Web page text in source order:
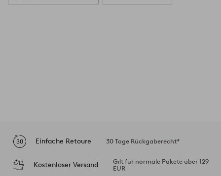
Einfache Retoure 30 Tage Rückgaberecht*
Kostenloser Versand
Gilt für normale Pakete über 129
EUR